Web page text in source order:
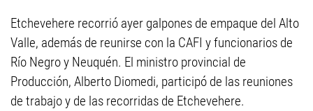
Etchevehere recorrió ayer galpones de empaque del Alto
Valle, además de reunirse con la CAFI y funcionarios de
Río Negro y Neuquén. El ministro provincial de
Producción, Alberto Diomedi, participó de las reuniones
de trabajo y de las recorridas de Etchevehere.